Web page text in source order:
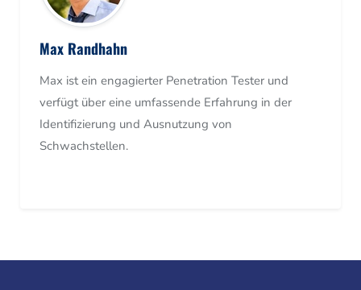
Max Randhahn
Max ist ein engagierter Penetration Tester und
verfügt über eine umfassende Erfahrung in der
Identifizierung und Ausnutzung von
Schwachstellen.